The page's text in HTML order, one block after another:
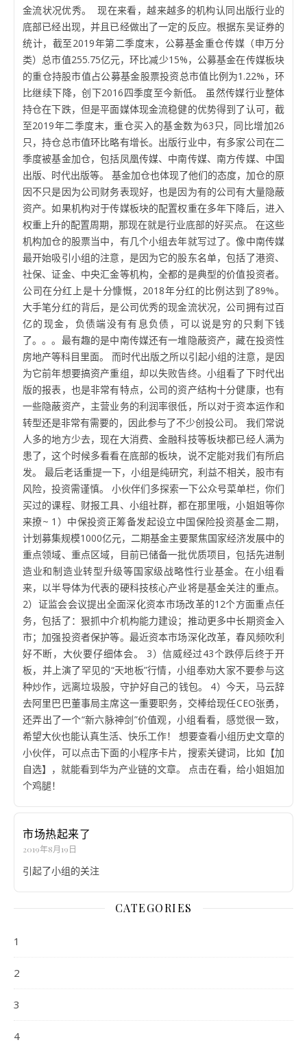
金流状况优秀。 现在来看，越来越多的机构认同出版行业的
底部已经出现，并且已经做出了一定的反应。根据东吴证券的
统计，截至2019年第二季度末，公募基金重仓传媒（申万分
类）总市值255.75亿元，环比减少15%，公募基金在传媒板块
的重仓持股市值占公募基金股票投资总市值比例为1.22%，环
比继续下降，创下2016四季度至今新低。 虽然传媒行业整体
持仓在下跌，但是平面媒体现金流稳健的优势得到了认可，截
至2019年二季度末，重仓买入的基金数为63只，同比增加26
只，持仓总市值环比略有增长。出版行业中，有多家公司在二
季度被基金加仓，包括凤凰传媒、中南传媒、南方传媒、中国
出版、时代出版等。 基金加仓也体现了他们的态度，加仓的原
因不只是因为公司财务表现好，也是因为有的公司有大量隐蔽
资产。如果机构对于传媒板块的配置权重在多年下降后，进入
权重上升的配置周期，那现在就是行业底部的好买点。 在这些
机构加仓的股票当中，有几个小组去年就写过了。像中南传媒
最开始吸引小组的注意，是因为它的股东名单，包括了港资、
社保、证金、中央汇金等机构，全都的是典型的价值投资者。
公司在分红上是十分慷慨，2018年分红的比例达到了89%。
大手笔分红的背后，是公司优秀的现金流状况，公司拥有过百
亿的现金，负债端没有有息负债，可以说是穷的只剩下钱
了。。。最有趣的是中南传媒还有一堆隐蔽资产，藏在投资性
房地产等科目里面。 而时代出版之所以引起小组的注意，是因
为它前年想要搞资产重组，却以失败告终。小组看了下时代出
版的报表，也是非常有特点，公司的资产结构十分健康，也有
一些隐蔽资产，主营业务的利润率很低，所以对于资本运作和
转型还是非常有需要的，因此参与了不少创投公司。 我们常说
人多的地方少去，现在大消费、金融科技等板块都已经人满为
患了，这个时候多看看在底部的板块，说不定能对我们有所启
发。 最后老话重提一下，小组是纯研究，利益不相关，股市有
风险，投资需谨慎。 小伙伴们多探索一下公众号菜单栏，你们
买过的课程、财报工具、小组社群，都在那里哦，小姐姐等你
来撩~ 1）中保投资正筹备发起设立中国保险投资基金二期，
计划募集规模1000亿元，二期基金主要聚焦国家经济发展中的
重点领域、重点区域，目前已储备一批优质项目，包括先进制
造业和制造业转型升级等国家级战略性行业基金。在小组看
来，以半导体为代表的硬科技核心产业将是基金关注的重点。
2）证监会会议提出全面深化资本市场改革的12个方面重点任
务，包括了：狠抓中介机构能力建设；推动更多中长期资金入
市；加强投资者保护等。最近资本市场深化改革，春风频吹利
好不断，大伙要仔细体会。 3）信威经过43个跌停后终于开
板，并上演了罕见的“天地板”行情，小组奉劝大家不要参与这
种炒作，远离垃圾股，守护好自己的钱包。 4）今天，马云辞
去阿里巴巴董事局主席这一重要职务，交棒给现任CEO张勇，
还弄出了一个“新六脉神剑”价值观，小组看看，感觉很一致，
希望大伙也能认真生活、快乐工作！ 想要查看小组历史文章的
小伙伴，可以点击下面的小程序卡片，搜索关键词，比如【加
自选】，就能看到华为产业链的文章。 点击在看，给小姐姐加
个鸡腿！
市场热起来了
2019年8月19日
引起了小组的关注
CATEGORIES
1
2
3
4